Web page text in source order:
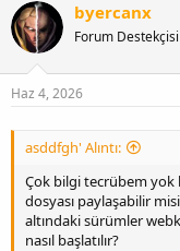
byercanx
Forum Destekçisi
Haz 4, 2026
asddfgh' Alıntı:
Çok bilgi tecrübem yok
dosyası paylaşabilir
altındaki sürümler
nasıl başlatılır?